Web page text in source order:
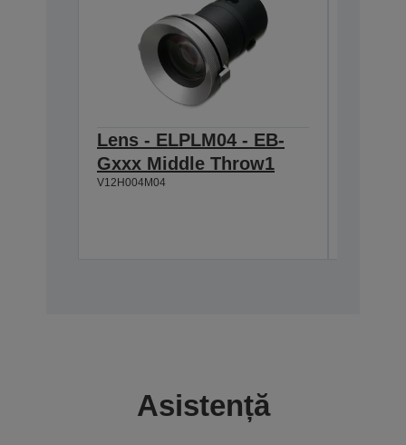
Lens - ELPLM04 - EB-
Gxxx Middle Throw1
V12H004M04
Asistență